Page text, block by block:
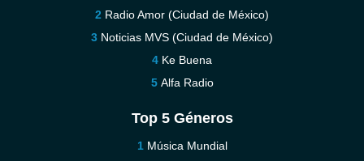
Radio Amor (Ciudad de México)
Noticias MVS (Ciudad de México)
Ke Buena
Alfa Radio
Top 5 Géneros
Música Mundial